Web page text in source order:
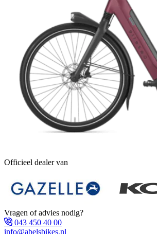
Officieel dealer van
Vragen of advies nodig?
043 450 40 00
info@abelsbikes.nl